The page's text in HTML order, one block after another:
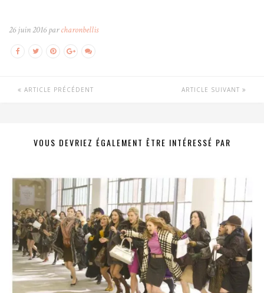
26 juin 2016 parcharonbellis
ARTICLE PRÉCÉDENT ARTICLE SUIVANT
VOUS DEVRIEZ ÉGALEMENT ÊTRE INTÉRESSÉ PAR